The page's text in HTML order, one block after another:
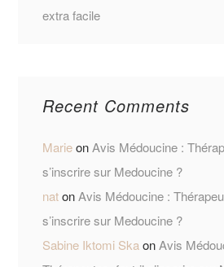
extra facile
Recent Comments
MarieonAvis Médoucine :
s’inscrire sur Medoucine ?
natonAvis Médoucine :
s’inscrire sur Medoucine ?
Sabine Iktomi SkaonAvis